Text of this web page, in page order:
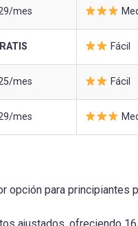
mes
Fácil
mes Fácil
mes
opción para